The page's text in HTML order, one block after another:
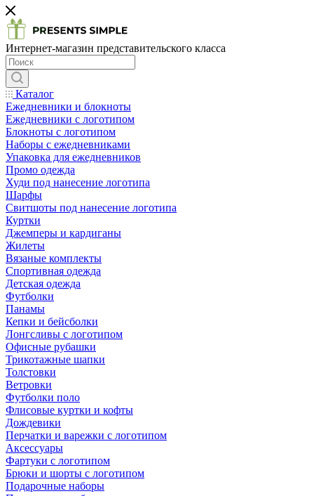
Интернет-магазин представительского класса
Каталог
Ежедневники и блокноты
Ежедневники с логотипом
Блокноты с логотипом
Наборы с ежедневниками
Упаковка для ежедневников
Промо одежда
Худи под нанесение логотипа
Шарфы
Свитшоты под нанесение логотипа
Куртки
Джемперы и кардиганы
Жилеты
Вязаные комплекты
Спортивная одежда
Детская одежда
Футболки
Панамы
Кепки и бейсболки
Лонгсливы с логотипом
Офисные рубашки
Трикотажные шапки
Толстовки
Ветровки
Футболки поло
Флисовые куртки и кофты
Дождевики
Перчатки и варежки с логотипом
Аксессуары
Фартуки с логотипом
Брюки и шорты с логотипом
Подарочные наборы